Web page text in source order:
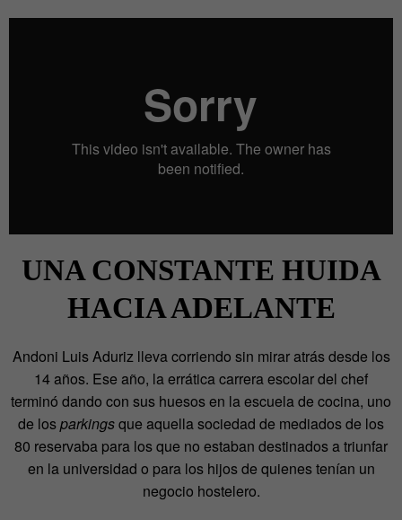
UNA CONSTANTE HUIDA
HACIA ADELANTE
Andoni Luis Aduriz lleva corriendo sin mirar atrás desde los
14 años. Ese año, la errática carrera escolar del chef
terminó dando con sus huesos en la escuela de cocina, uno
de losparkingsque aquella sociedad de mediados de los
80 reservaba para los que no estaban destinados a triunfar
en la universidad o para los hijos de quienes tenían un
negocio hostelero.